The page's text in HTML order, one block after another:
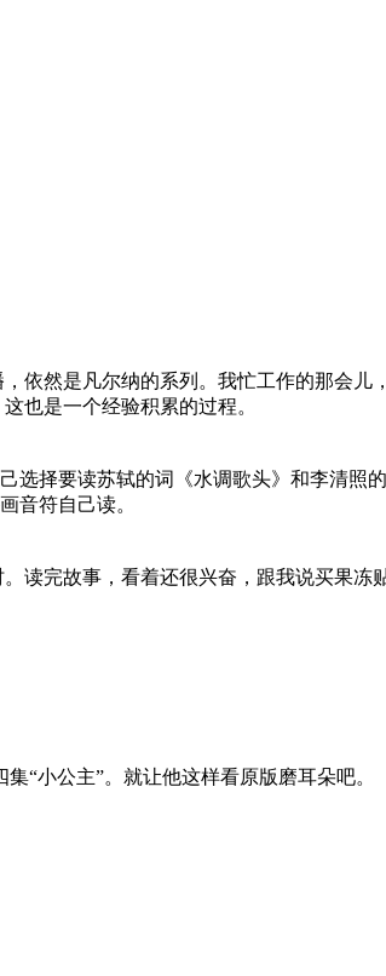
依然是凡尔纳的系列。我忙工作的那会
也是一个经验积累的过程。
选择要读苏轼的词《水调歌头》和李清照
音符自己读。
读完故事，看着还很兴奋，跟我说买果
“小公主”。就让他这样看原版磨耳朵吧。